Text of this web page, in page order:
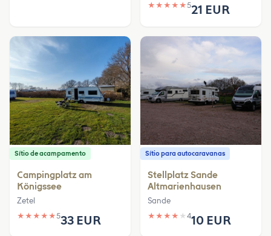
★ ★ ★ ★ ★521 EUR
Sítio de acampamento
Campingplatz am
Königssee
Zetel
★ ★ ★ ★ ★533 EUR
Sítio para autocaravanas
Stellplatz Sande
Altmarienhausen
Sande
★ ★ ★ ★ ★ 410 EUR